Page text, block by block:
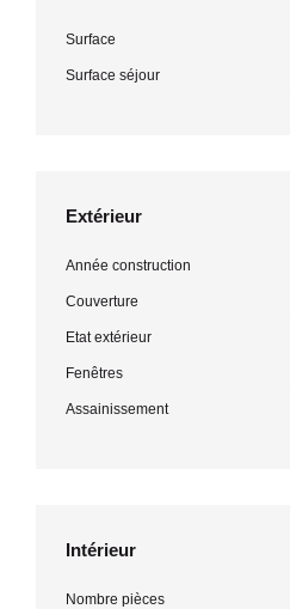
Surface
Surface séjour
Extérieur
Année construction
Couverture
Etat extérieur
Fenêtres
Assainissement
Intérieur
Nombre pièces